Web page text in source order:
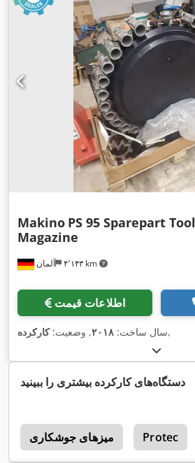
آلمان ۴٬۱۴۳ km
Makino PS 95 Sparepart Tool
Magazine
اطلاعات قیمت
سال ساخت: ۲۰۱۸, وضعیت:کارکرده ,
دستگاه‌های کارکرده بیشتری را ببینید
میزهای جوشکاری Protec